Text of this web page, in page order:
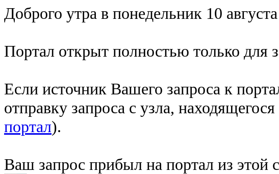
Доброго утра в понедельник 10
Портал открыт полностью только для
Если источник Вашего запроса к
отправку запроса с узла,
портал).
Ваш запрос прибыл на портал из этой